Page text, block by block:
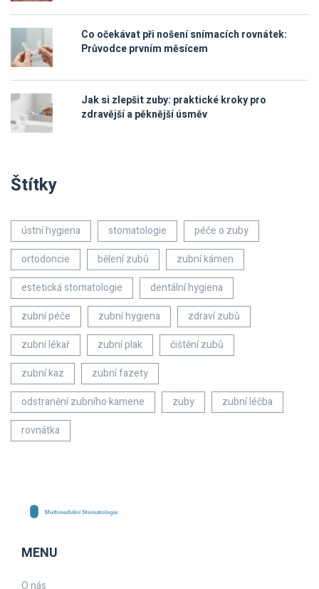
Co očekávat při nošení snímacích rovnátek:
Průvodce prvním měsícem
Jak si zlepšit zuby: praktické kroky pro
zdravější a pěknější úsměv
Štítky
ústní hygiena stomatologie
péče o zuby
ortodoncie
bělení zubů
zubní kámen
estetická stomatologie
dentální hygiena
zubní péče
zubní hygiena
zdraví zubů
zubní lékař
zubní plak
čištění zubů
zubní kaz
zubní fazety
odstranění zubního kamene
zuby
zubní léčba
rovnátka
MENU
O nás